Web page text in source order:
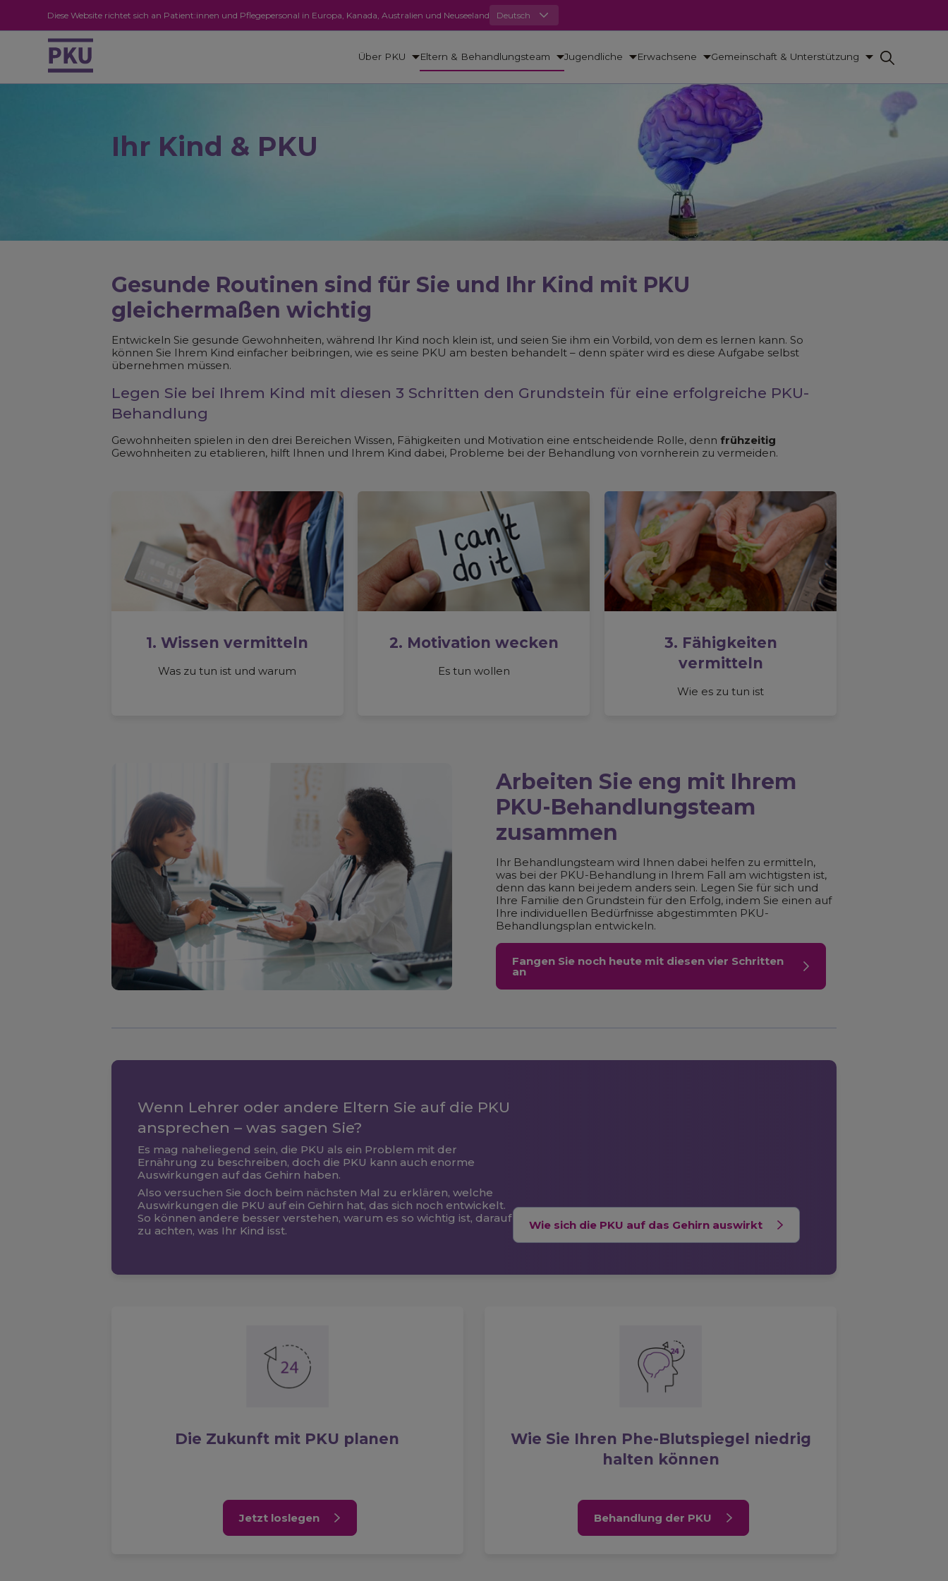
Diese Website richtet sich an Patient:innen und Pflegepersonal in Europa, Kanada, Australien und Neuseeland Deutsch
Über PKU Eltern & Behandlungsteam Jugendliche Erwachsene Gemeinschaft & Unterstützung
Ihr Kind & PKU
Gesunde Routinen sind für Sie und Ihr Kind mit PKU
gleichermaßen wichtig
Entwickeln Sie gesunde Gewohnheiten, während Ihr Kind noch klein ist, und seien Sie ihm ein Vorbild, von dem es lernen kann. So
können Sie Ihrem Kind einfacher beibringen, wie es seine PKU am besten behandelt – denn später wird es diese Aufgabe selbst
übernehmen müssen.
Legen Sie bei Ihrem Kind mit diesen 3 Schritten den Grundstein für eine erfolgreiche PKU-
Behandlung
Gewohnheiten spielen in den drei Bereichen Wissen, Fähigkeiten und Motivation eine entscheidende Rolle, denn frühzeitig
Gewohnheiten zu etablieren, hilft Ihnen und Ihrem Kind dabei, Probleme bei der Behandlung von vornherein zu vermeiden.
1. Wissen vermitteln
Was zu tun ist und warum
2. Motivation wecken
Es tun wollen
3. Fähigkeiten
vermitteln
Wie es zu tun ist
Arbeiten Sie eng mit Ihrem
PKU-Behandlungsteam
zusammen
Ihr Behandlungsteam wird Ihnen dabei helfen zu ermitteln,
was bei der PKU-Behandlung in Ihrem Fall am wichtigsten ist,
denn das kann bei jedem anders sein. Legen Sie für sich und
Ihre Familie den Grundstein für den Erfolg, indem Sie einen auf
Ihre individuellen Bedürfnisse abgestimmten PKU-
Behandlungsplan entwickeln.
Fangen Sie noch heute mit diesen vier Schritten
an
Wenn Lehrer oder andere Eltern Sie auf die PKU
ansprechen – was sagen Sie?
Es mag naheliegend sein, die PKU als ein Problem mit der
Ernährung zu beschreiben, doch die PKU kann auch enorme
Auswirkungen auf das Gehirn haben.
Also versuchen Sie doch beim nächsten Mal zu erklären, welche
Auswirkungen die PKU auf ein Gehirn hat, das sich noch entwickelt.
So können andere besser verstehen, warum es so wichtig ist, darauf
zu achten, was Ihr Kind isst.
Wie sich die PKU auf das Gehirn auswirkt
Die Zukunft mit PKU planen
Jetzt loslegen
Wie Sie Ihren Phe-Blutspiegel niedrig
halten können
Behandlung der PKU